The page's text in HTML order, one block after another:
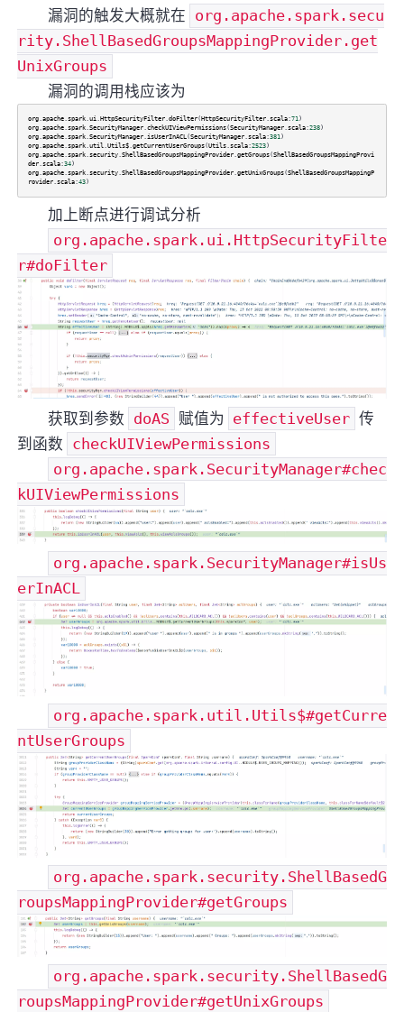
漏洞的触发大概就在 org.apache.spark.secu
rity.ShellBasedGroupsMappingProvider.get
UnixGroups
漏洞的调用栈应该为
org.apache.spark.ui.HttpSecurityFilter.doFilter(HttpSecurityFilter.scala:71)
org.apache.spark.SecurityManager.checkUIViewPermissions(SecurityManager.scala:238)
org.apache.spark.SecurityManager.isUserInACL(SecurityManager.scala:381)
org.apache.spark.util.Utils$.getCurrentUserGroups(Utils.scala:2523)
org.apache.spark.security.ShellBasedGroupsMappingProvider.getGroups(ShellBasedGroupsMappingProvi
der.scala:34)
org.apache.spark.security.ShellBasedGroupsMappingProvider.getUnixGroups(ShellBasedGroupsMappingP
rovider.scala:43)
加上断点进行调试分析
org.apache.spark.ui.HttpSecurityFilte
r#doFilter
获取到参数 doAS 赋值为 effectiveUser 传
到函数 checkUIViewPermissions
org.apache.spark.SecurityManager#chec
kUIViewPermissions
org.apache.spark.SecurityManager#isUs
erInACL
org.apache.spark.util.Utils$#getCurre
ntUserGroups
org.apache.spark.security.ShellBasedG
roupsMappingProvider#getGroups
org.apache.spark.security.ShellBasedG
roupsMappingProvider#getUnixGroups